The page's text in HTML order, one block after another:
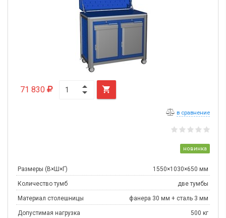
71 830 
в сравнение
новинка
Размеры (В×Ш×Г) 1550×1030×650 мм
Количество тумб две тумбы
Материал столешницы фанера 30 мм + сталь 3 мм
Допустимая нагрузка 500 кг